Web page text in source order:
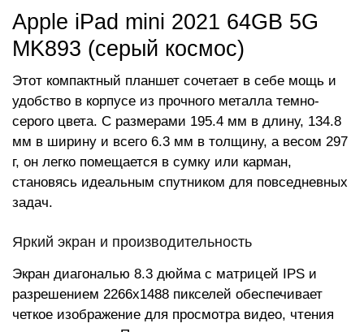
Apple iPad mini 2021 64GB 5G
MK893 (серый космос)
Этот компактный планшет сочетает в себе мощь и
удобство в корпусе из прочного металла темно-
серого цвета. С размерами 195.4 мм в длину, 134.8
мм в ширину и всего 6.3 мм в толщину, а весом 297
г, он легко помещается в сумку или карман,
становясь идеальным спутником для повседневных
задач.
Яркий экран и производительность
Экран диагональю 8.3 дюйма с матрицей IPS и
разрешением 2266x1488 пикселей обеспечивает
четкое изображение для просмотра видео, чтения